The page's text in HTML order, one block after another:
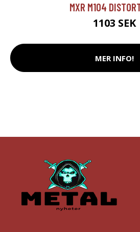
MXR M104
1103 SEK
MER INFO!